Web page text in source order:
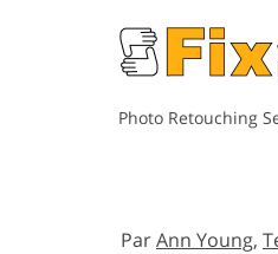
Photo Retouching
ParAnn Young,